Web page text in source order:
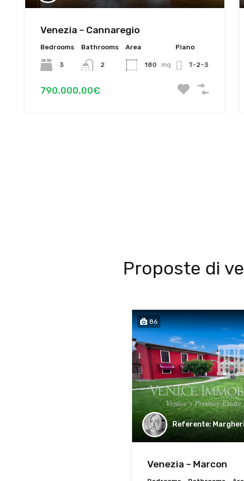
Venezia – Cannaregio
Bedrooms
3
Bathrooms
2
Area
180 mq
Piano
T-2-3
790.000,00€
Proposte di
86
Venezia – Marcon